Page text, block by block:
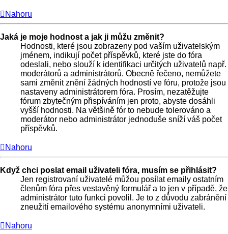
Nahoru
Jaká je moje hodnost a jak ji můžu změnit?
Hodnosti, které jsou zobrazeny pod vaším uživatelským
jménem, indikují počet příspěvků, které jste do fóra
odeslali, nebo slouží k identifikaci určitých uživatelů např.
moderátorů a administrátorů. Obecně řečeno, nemůžete
sami změnit znění žádných hodností ve fóru, protože jsou
nastaveny administrátorem fóra. Prosím, nezatěžujte
fórum zbytečným přispíváním jen proto, abyste dosáhli
vyšší hodnosti. Na většině fór to nebude tolerováno a
moderátor nebo administrátor jednoduše sníží váš počet
příspěvků.
Nahoru
Když chci poslat email uživateli fóra, musím se přihlásit?
Jen registrovaní uživatelé můžou posílat emaily ostatním
členům fóra přes vestavěný formulář a to jen v případě, že
administrátor tuto funkci povolil. Je to z důvodu zabránění
zneužití emailového systému anonymními uživateli.
Nahoru